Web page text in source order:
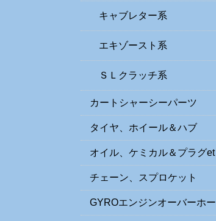
キャブレター系
エキゾースト系
ＳＬクラッチ系
カートシャーシーパーツ
タイヤ、ホイール＆ハブ
オイル、ケミカル＆プラグet
c．
チェーン、スプロケット
GYROエンジンオーバーホー